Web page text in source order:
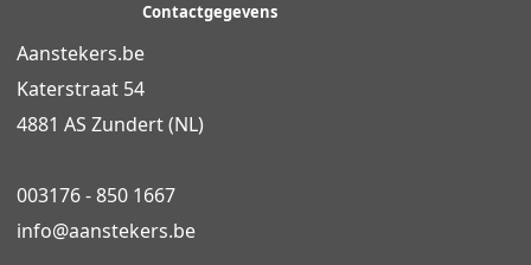
Contactgegevens
Aanstekers.be
Katerstraat 54
4881 AS Zundert (NL)
003176 - 850 1667
info@aanstekers.be